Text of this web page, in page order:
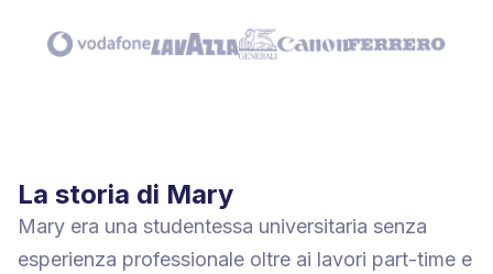
La storia di Mary
Mary era una studentessa universitaria senza
esperienza professionale oltre ai lavori part-time e